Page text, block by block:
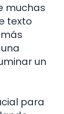
muchas
texto
un
para